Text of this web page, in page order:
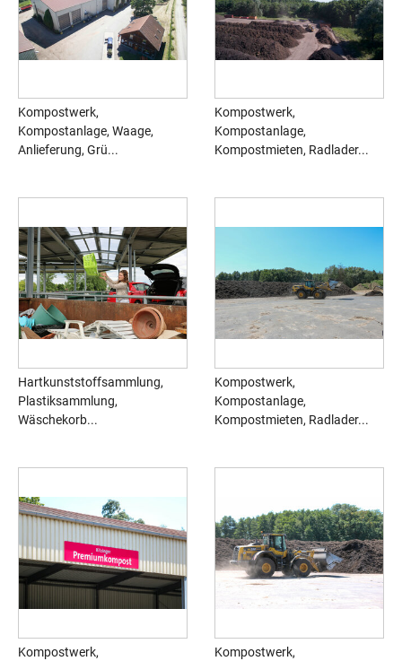
Kompostwerk,
Kompostanlage, Waage,
Anlieferung, Grü...
Kompostwerk,
Kompostanlage,
Kompostmieten, Radlader...
Hartkunststoffsammlung,
Plastiksammlung,
Wäschekorb...
Kompostwerk,
Kompostanlage,
Kompostmieten, Radlader...
Kompostwerk,
Kompostwerk,